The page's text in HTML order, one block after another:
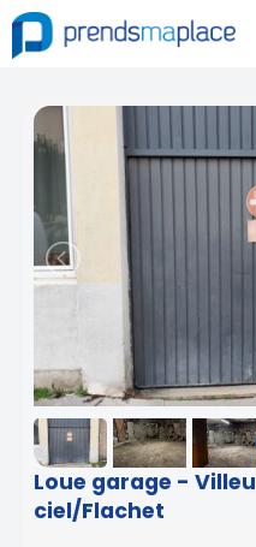
Loue garage -
ciel/Flachet